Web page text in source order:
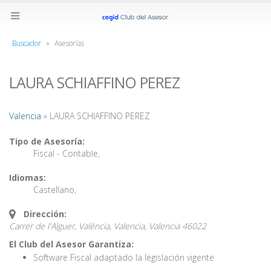
Buscador » Asesorías
LAURA SCHIAFFINO PEREZ
Valencia » LAURA SCHIAFFINO PEREZ
Tipo de Asesoría:
Fiscal - Contable,
Idiomas:
Castellano,
Dirección:
Carrer de l'Alguer, València, Valencia, Valencia 46022
El Club del Asesor Garantiza:
Software Fiscal adaptado la legislación vigente